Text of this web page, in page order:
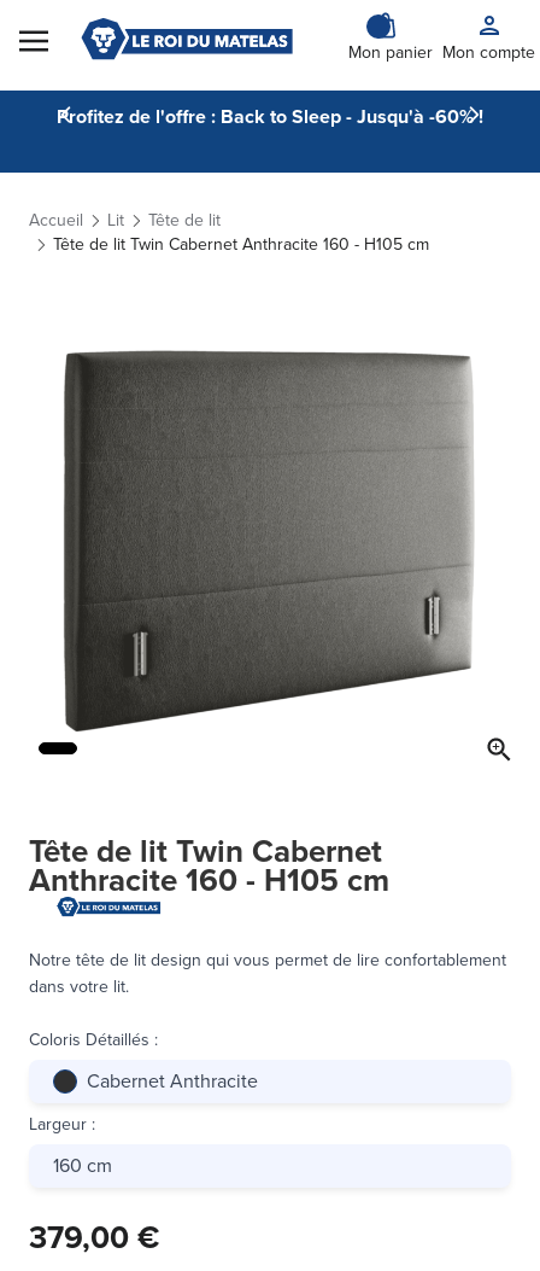
Skip to Content
Mon panier Mon compte
Profitez de l'offre : Back to Sleep - Jusqu'à -60% !
Accueil Lit
Tête de lit
Tête de lit Twin Cabernet Anthracite 160 - H105 cm
Tête de lit Twin Cabernet
Anthracite 160 - H105 cm
Notre tête de lit design qui vous permet de lire confortablement
dans votre lit.
Coloris Détaillés :
Cabernet Anthracite
Largeur :
160 cm
379,00 €